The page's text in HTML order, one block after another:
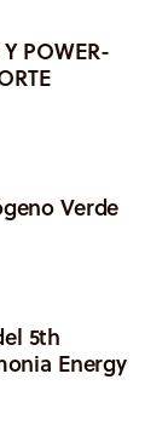
POWER-
Verde
5th
Energy